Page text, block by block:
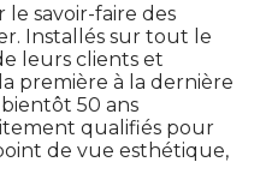
le savoir-faire des
Installés sur tout le
leurs clients et
première à la dernière
50 ans
qualifiés pour
de vue esthétique,